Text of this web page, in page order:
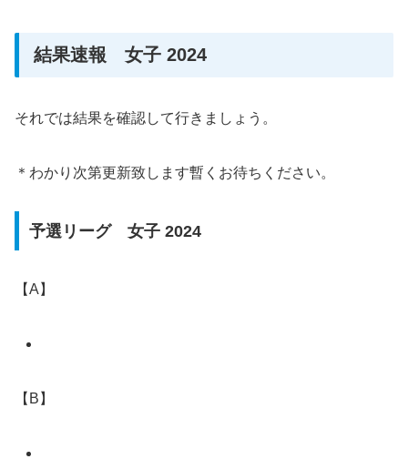
結果速報 女子 2024
それでは結果を確認して行きましょう。
＊わかり次第更新致します暫くお待ちください。
予選リーグ 女子 2024
【A】
【B】